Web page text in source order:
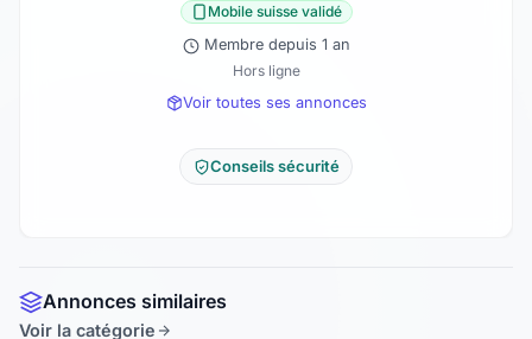
Mobile suisse validé
Membre depuis 1 an
Hors ligne
Voir toutes ses annonces
Conseils sécurité
Annonces similaires
Voir la catégorie